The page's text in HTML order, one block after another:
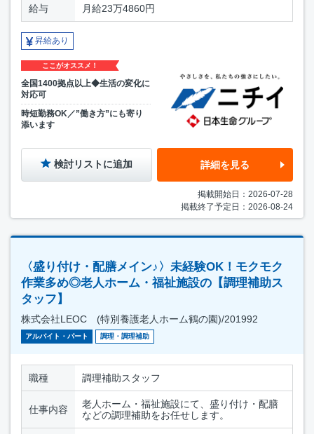
給与 月給23万4860円
昇給あり
ここがオススメ！
全国1400拠点以上◆生活の変化に
対応可
時短勤務OK／”働き方”にも寄り
添います
検討リストに追加 詳細を見る
掲載開始日：2026-07-28
掲載終了予定日：2026-08-24
〈盛り付け・配膳メイン♪〉未経験OK！モクモク
作業多め◎老人ホーム・福祉施設の【調理補助ス
タッフ】
株式会社LEOC (特別養護老人ホーム鶴の園)/201992
アルバイト・パート 調理・調理補助
職種 調理補助スタッフ
仕事内容
老人ホーム・福祉施設にて、盛り付け・配膳
などの調理補助をお任せします。